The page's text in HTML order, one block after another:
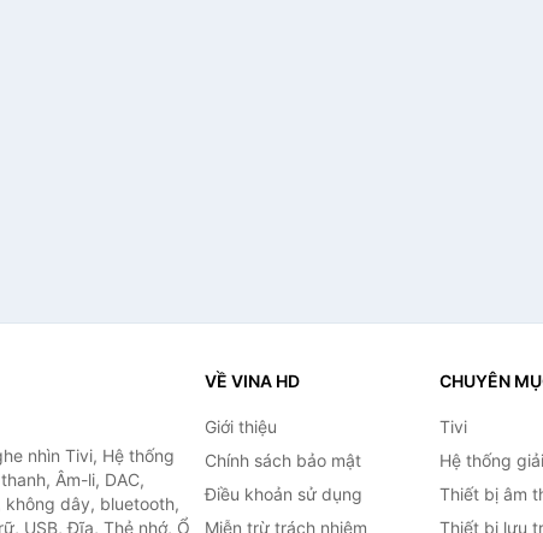
nhìn Tivi, Hệ thống
Âm-li, DAC,
không dây, bluetooth,
USB, Đĩa, Thẻ nhớ, Ổ
VỀ VINA HD
Giới thiệu
Chính sách bảo mật
Điều khoản sử dụng
Miễn trừ trách nhiệm
CHUYÊN
Tivi
Hệ thống
Thiết bị âm
Thiết bị lưu